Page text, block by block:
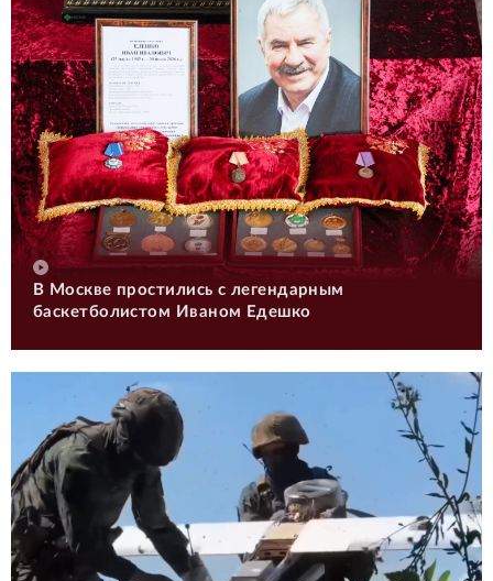
В Москве простились с легендарным
баскетболистом Иваном Едешко